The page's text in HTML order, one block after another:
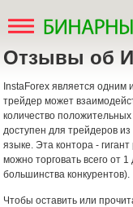
Отзывы об
InstaForex является одним
трейдер может
количество
доступен для трейдеров
языке. Эта контора -
можно торговать всего от
большинства конкурентов).
Чтобы оставить или